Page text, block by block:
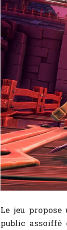
Le jeu
public assoiffé